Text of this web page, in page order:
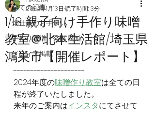
全ての記事
畑仕事のお手伝い
手作り味噌・発酵 関連
メディア掲載
1/13 親子向け手作り味噌
教室＠北本生活館/埼玉県
鴻巣市【開催レポート】
2024年1月13日 読了時間: 3分
---------------------
2024年度の味噌作り教室は全ての日
程が終了いたしました。
来年のご案内はインスタにてさせて